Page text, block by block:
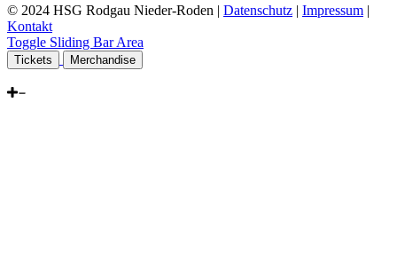
© 2024 HSG Rodgau Nieder-Roden | Datenschutz | Impressum |
Kontakt
Toggle Sliding Bar Area
Tickets Merchandise